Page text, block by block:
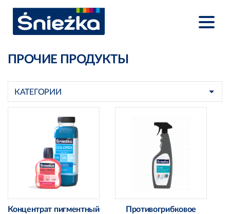
ПРОЧИЕ ПРОДУКТЫ
КАТЕГОРИИ
Концентрат пигментный
Противогрибковое